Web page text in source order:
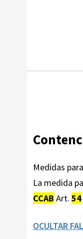
Medidas
La medida
CCAB Art. 54
OCULTAR